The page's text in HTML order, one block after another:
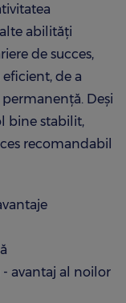
abilități
de succes,
de a
Deși
bine stabilit,
recomandabil
avantaj al noilor